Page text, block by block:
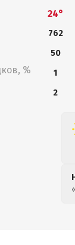
%
24°
762
50
1
2